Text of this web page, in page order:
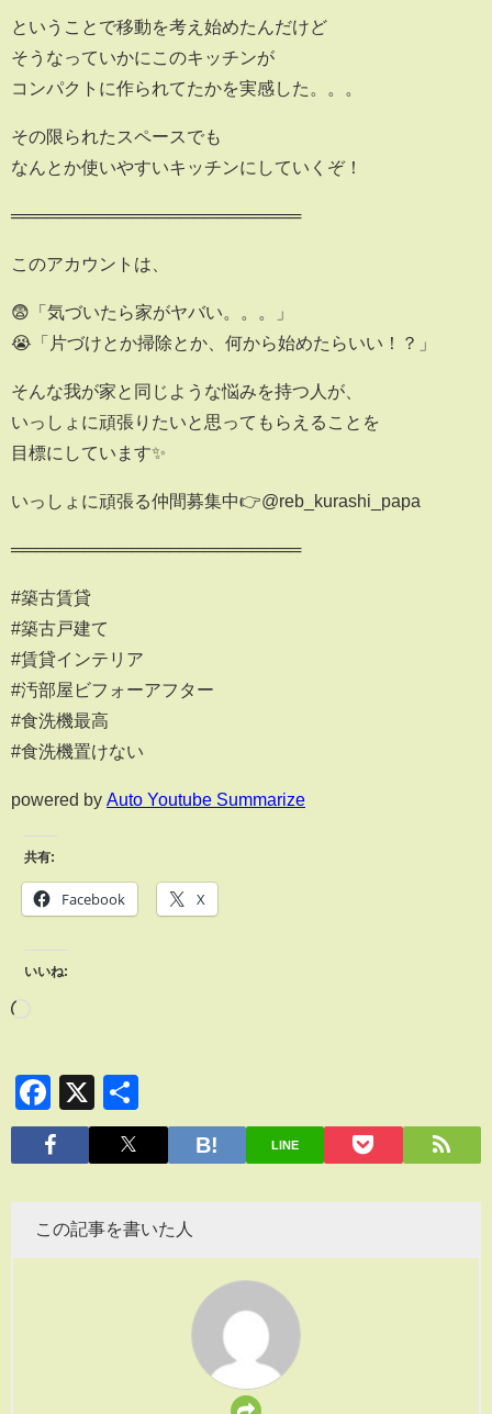
ということで移動を考え始めたんだけど
そうなっていかにこのキッチンが
コンパクトに作られてたかを実感した。。。
その限られたスペースでも
なんとか使いやすいキッチンにしていくぞ！
════════════════════════
このアカウントは、
😨「気づいたら家がヤバい。。。」
😭「片づけとか掃除とか、何から始めたらいい！？」
そんな我が家と同じような悩みを持つ人が、
いっしょに頑張りたいと思ってもらえることを
目標にしています✨
いっしょに頑張る仲間募集中👉@reb_kurashi_papa
════════════════════════
#築古賃貸
#築古戸建て
#賃貸インテリア
#汚部屋ビフォーアフター
#食洗機最高
#食洗機置けない
powered by Auto Youtube Summarize
共有:
Facebook X
いいね:
Facebook
X
有
LINE
この記事を書いた人